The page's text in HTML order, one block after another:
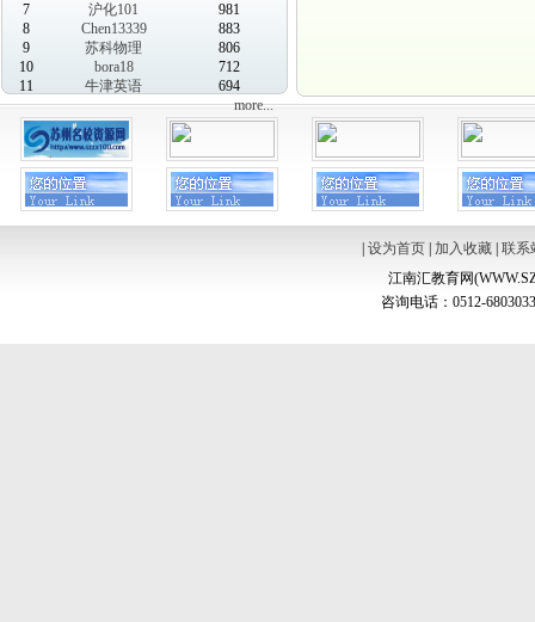
7
沪化101
981
8
Chen13339
883
9
苏科物理
806
10
bora18
712
11
牛津英语
694
more...
设为首页| 加入收藏| 联系
江南汇教育网
咨询电话：0512-